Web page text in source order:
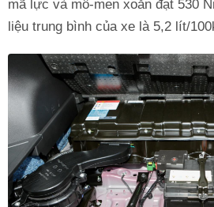
mã lực và mô-men xoắn đạt 530
liệu trung bình của xe là 5,2 lít/